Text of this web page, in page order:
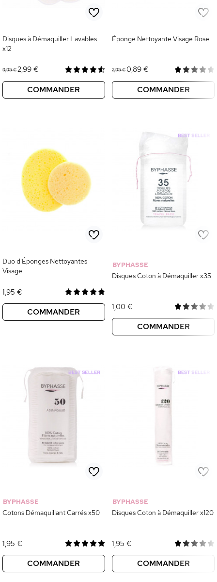
Disques à Démaquiller Lavables
x12
9,95 €2,99 €
COMMANDER
Éponge Nettoyante Visage Rose
2,95 €0,89 €
COMMANDER
Duo d'Éponges Nettoyantes
Visage
1,95 €
COMMANDER
BYPHASSE
Disques Coton à Démaquiller x35
1,00 €
COMMANDER
BYPHASSE
Cotons Démaquillant Carrés x50
1,95 €
COMMANDER
BYPHASSE
Disques Coton à Démaquiller x120
1,95 €
COMMANDER